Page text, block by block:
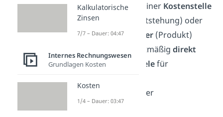
Kostenrechnung einer Kostenstelle
(Ort der Kostenentstehung) oder
einemKostenträger(Produkt)
mengen- und wertmäßig direkt
zuordnest.
Beispielefür
Materialkosten oder
Fertigungslöhne.
Kalkulatorische
Zinsen
7/7 – Dauer: 04:47
Internes Rechnungswesen
Grundlagen Kosten
Kosten
1/4 – Dauer: 03:47